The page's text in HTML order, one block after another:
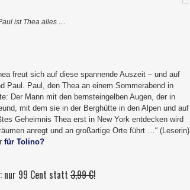
ist Thea alles …
freut sich auf diese spannende Auszeit – und auf
Paul. Paul, den Thea an einem Sommerabend in
Der Mann mit den bernsteingelben Augen, der in
mit dem sie in der Berghütte in den Alpen und auf
Geheimnis Thea erst in New York entdecken wird
anregt und an großartige Orte führt …“ (Leserin)
für Tolino?
nur 99 Cent statt 3,99 €!